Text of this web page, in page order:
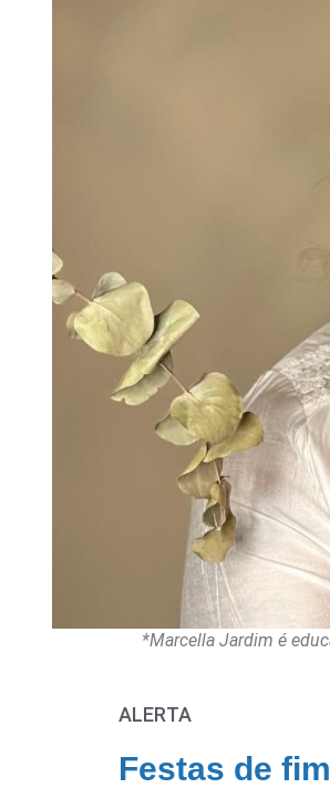
*Marcella Jardim é
ALERTA
Festas de